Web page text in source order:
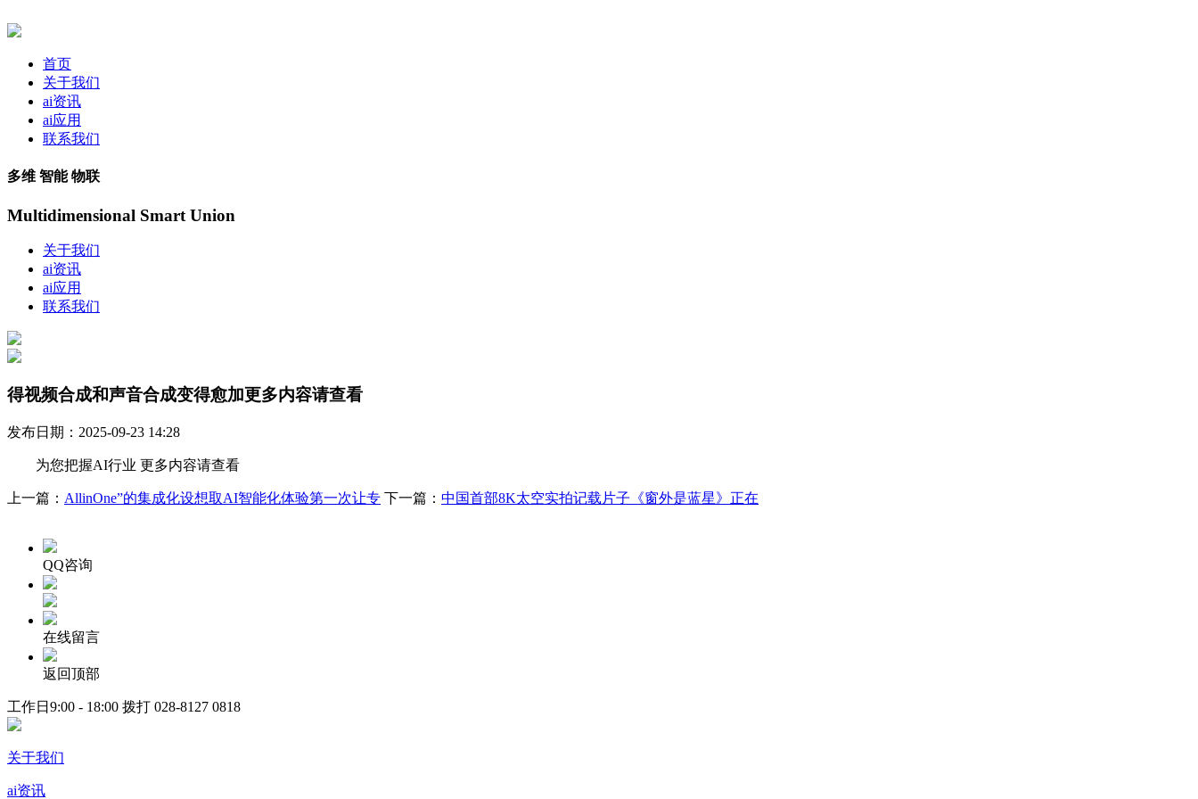
首页
关于我们
ai资讯
ai应用
联系我们
多维 智能 物联
Multidimensional Smart Union
关于我们
ai资讯
ai应用
联系我们
得视频合成和声音合成变得愈加更多内容请查看
发布日期：2025-09-23 14:28
为您把握AI行业 更多内容请查看
上一篇： AllinOne”的集成化设想取AI智能化体验第一次让专 下一篇： 中国首部8K太空实拍记载片子《窗外是蓝星》正在
QQ咨询
在线留言
返回顶部
工作日9:00 - 18:00 拨打 028-8127 0818
关于我们
ai资讯